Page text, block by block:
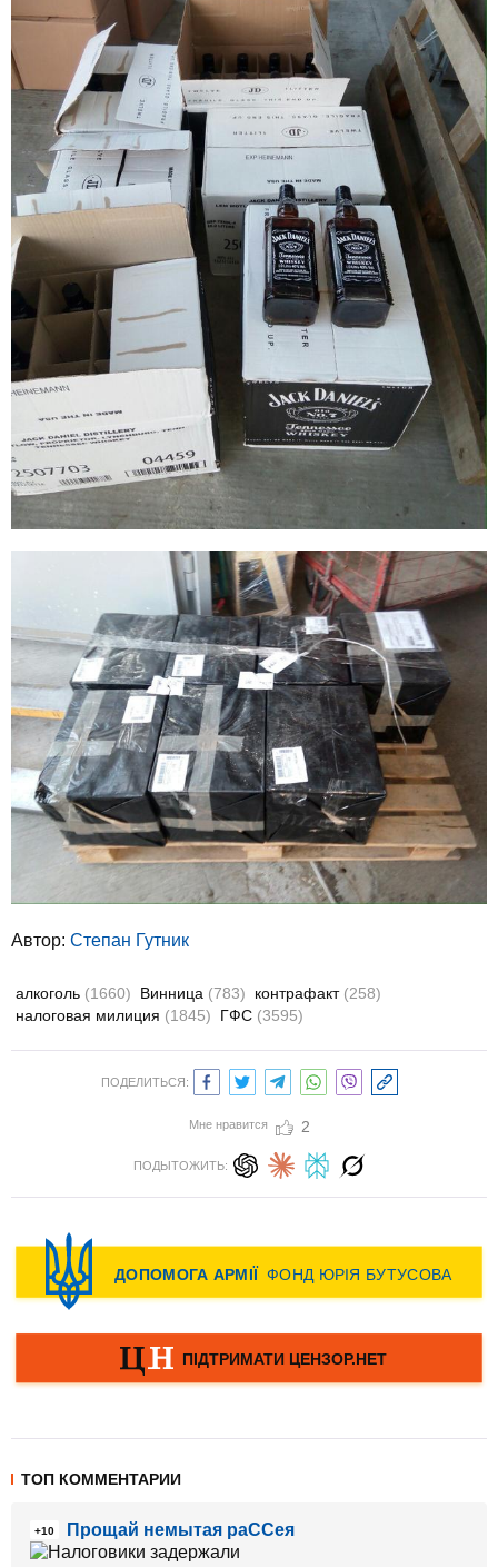
Автор: Степан Гутник
алкоголь (1660) Винница (783) контрафакт (258)
налоговая милиция (1845) ГФС (3595)
ПОДЕЛИТЬСЯ:
Мне нравится 2
ПОДЫТОЖИТЬ:
ТОП КОММЕНТАРИИ
+10 Прощай немытая раССея